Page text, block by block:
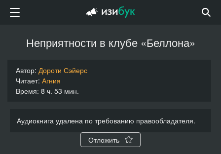
Неприятности в клубе «Беллона»
Автор: Дороти Сэйерс
Читает: Агния
Время: 8 ч. 53 мин.
Аудиокнига удалена по требованию правообладателя.
Отложить